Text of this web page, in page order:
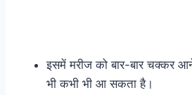
इसमें मरीज को बार-बार चक्कर
भी कभी भी आ सकता है।